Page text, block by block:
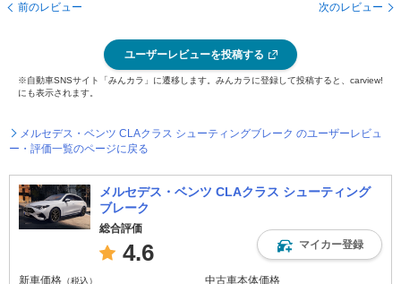
前のレビュー 次のレビュー
ユーザーレビューを投稿する
※自動車SNSサイト「みんカラ」に遷移します。みんカラに登録して投稿すると、carview!
にも表示されます。
メルセデス・ベンツ CLAクラス シューティングブレーク のユーザーレビュ
ー・評価一覧のページに戻る
メルセデス・ベンツ CLAクラス シューティング
ブレーク
総合評価
4.6 マイカー登録
新車価格 （税込） 中古車本体価格